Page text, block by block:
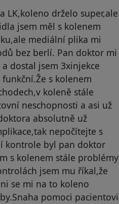
LK,koleno drželo super,ale
jsem měl s kolenem
mediální plika mi
bez berlí. Pan doktor mi
dostal jsem 3xinjekce
s kolenem
koleně stále
neschopnosti a asi už
absolutně už
nepočítejte s
kontrole byl pan doktor
s kolenem stále problémy
jsem mu říkal,že
se mi na to koleno
pomoci pacientovi